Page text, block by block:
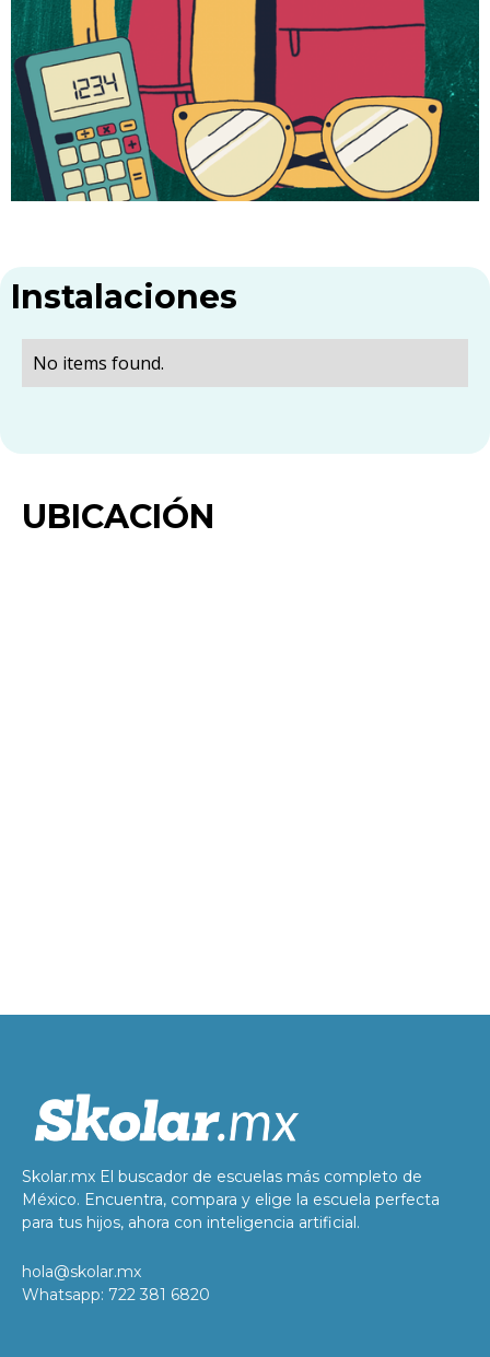
Instalaciones
No items found.
UBICACIÓN
Skolar.mx El buscador de escuelas más completo de
México. Encuentra, compara y elige la escuela perfecta
para tus hijos, ahora con inteligencia artificial.
hola@skolar.mx
Whatsapp: 722 381 6820